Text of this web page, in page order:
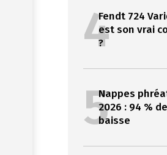
4Fendt 724
est son vrai
?
5Nappes
2026 : 94 %
baisse